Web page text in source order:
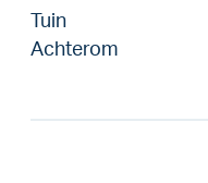
Tuin
Achterom